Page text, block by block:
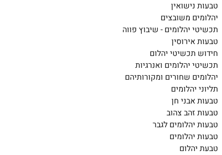
טבעות נישואין
יהלומים משובצים
תכשיטי יהלומים - שיבוץ פווה
טבעות אירוסין
חידוש תכשיטי יהלום
תכשיטי יהלומים ואנרגיות
יהלומים שחורים ומקורותיהם
תליוני יהלומים
טבעות אבני חן
טבעות זהב צהוב
טבעות יהלומים לגבר
טבעות יהלומים
טבעת יהלום